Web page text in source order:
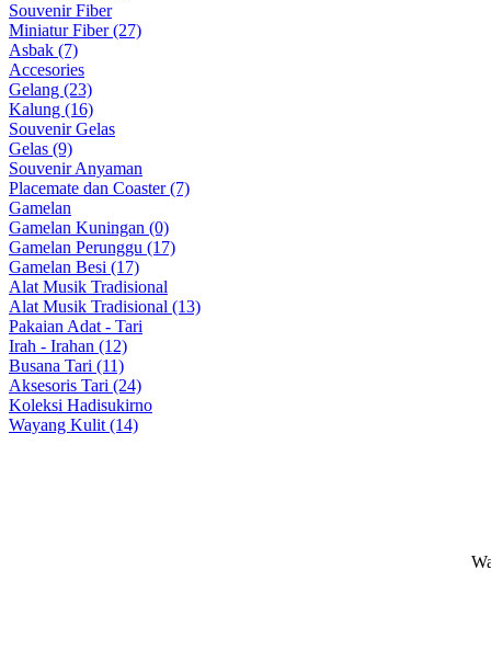
Souvenir Fiber
Miniatur Fiber (27)
Asbak (7)
Accesories
Gelang (23)
Kalung (16)
Souvenir Gelas
Gelas (9)
Souvenir Anyaman
Placemate dan Coaster (7)
Gamelan
Gamelan Kuningan (0)
Gamelan Perunggu (17)
Gamelan Besi (17)
Alat Musik Tradisional
Alat Musik Tradisional (13)
Pakaian Adat - Tari
Irah - Irahan (12)
Busana Tari (11)
Aksesoris Tari (24)
Koleksi Hadisukirno
Wayang Kulit (14)